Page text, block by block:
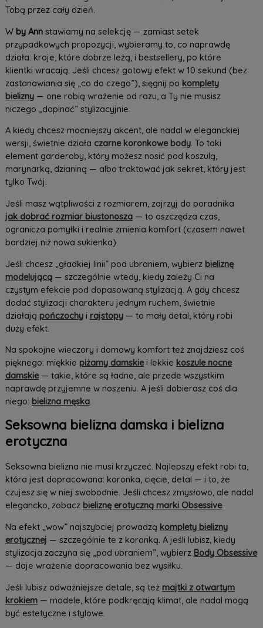
Tobą przez cały dzień.
W by Annstawiamy na selekcję — zamiast setek
przypadkowych propozycji, wybieramy to, co naprawdę
działa: kroje, które dobrze leżą, i bestsellery, po które
klientki wracają. Jeśli chcesz gotowy efekt w 10 sekund (bez
zastanawiania się „co do czego”), sięgnij po komplety
bielizny— one robią wrażenie od razu, a Ty nie musisz
niczego „dopinać” stylizacyjnie.
A kiedy chcesz mocniejszy akcent, ale nadal w eleganckiej
wersji, świetnie działa czarne koronkowe body. To taki
element garderoby, który możesz nosić pod koszulą,
marynarką, dzianiną — albo traktować jak sekret, który jest
tylko Twój.
Jeśli masz wątpliwości z rozmiarem, zajrzyj do poradnika
jak dobrać rozmiar biustonosza— to oszczędza czas,
ogranicza pomyłki i realnie zmienia komfort (czasem nawet
bardziej niż nowa sukienka).
Jeśli chcesz „gładkiej linii” pod ubraniem, wybierz bieliznę
modelującą— szczególnie wtedy, kiedy zależy Ci na
czystym efekcie pod dopasowaną stylizacją. A gdy chcesz
dodać stylizacji charakteru jednym ruchem, świetnie
działają pończochyi rajstopy— to mały detal, który robi
duży efekt.
Na spokojne wieczory i domowy komfort też znajdziesz coś
pięknego: miękkie piżamy damskiei lekkie koszule nocne
damskie— takie, które są ładne, ale przede wszystkim
naprawdę przyjemne w noszeniu. A jeśli dobierasz coś dla
niego: bielizna męska.
Seksowna bielizna damska i bielizna
erotyczna
Seksowna bielizna nie musi krzyczeć. Najlepszy efekt robi ta,
która jest dopracowana: koronka, cięcie, detal — i to, że
czujesz się w niej swobodnie. Jeśli chcesz zmysłowo, ale nadal
elegancko, zobacz bieliznę erotyczną marki Obsessive.
Na efekt „wow” najszybciej prowadzą komplety bielizny
erotycznej — szczególnie te z koronką. A jeśli lubisz, kiedy
stylizacja zaczyna się „pod ubraniem”, wybierz Body Obsessive
— daje wrażenie dopracowania bez wysiłku.
Jeśli lubisz odważniejsze detale, są też majtki z otwartym
krokiem— modele, które podkręcają klimat, ale nadal mogą
być estetyczne i stylowe.